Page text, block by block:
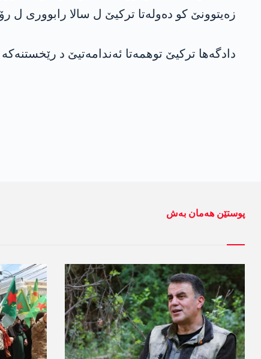
زه‌یتوونێ كو ده‌وله‌تا تركیێ ل سالا رابووری ل
دادگه‌ها تركیێ توهمه‌تا ئه‌ندامه‌تیێ د رێخستنه‌كه‌ چه‌كدار و
پوستێن ھەمان بەش